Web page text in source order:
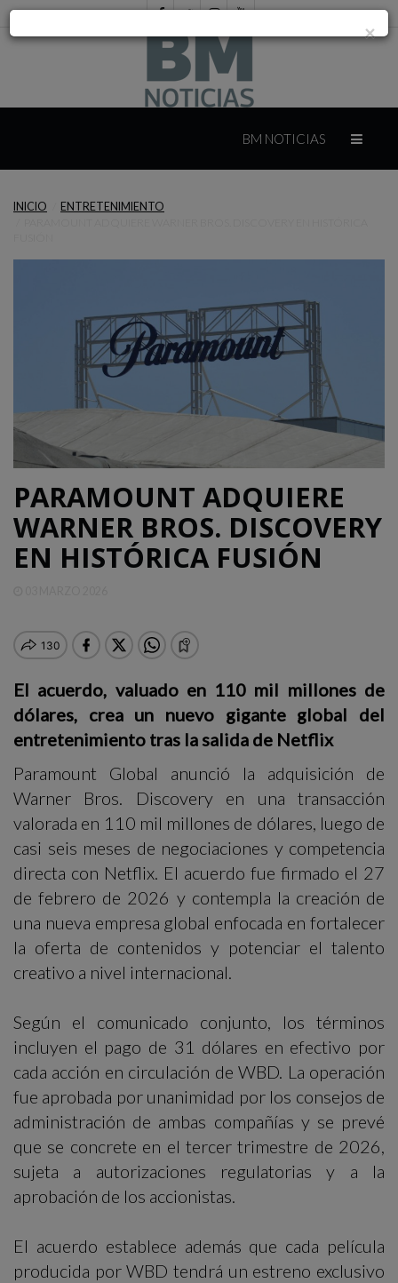
CAMPECHE
QUINTANA
ROO
DEPORTES
ENTRETENIMIENTO
BM NOTICIAS
INICIO
ENTRETENIMIENTO
PARAMOUNT ADQUIERE
WARNER BROS. DISCOVERY
EN HISTÓRICA FUSIÓN
El acuerdo, valuado en 110 mil millones de
dólares, crea un nuevo gigante global del
entretenimiento tras la salida de Netflix
Paramount Global anunció la adquisición de
Warner Bros. Discovery en una transacción
valorada en 110 mil millones de dólares, luego de
casi seis meses de negociaciones y competencia
directa con Netflix. El acuerdo fue firmado el 27
de febrero de 2026 y contempla la creación de
una nueva empresa global enfocada en fortalecer
la oferta de contenidos y potenciar el talento
creativo a nivel internacional.
Según el comunicado conjunto, los términos
incluyen el pago de 31 dólares en efectivo por
cada acción en circulación de WBD. La operación
fue aprobada por unanimidad por los consejos de
administración de ambas compañías y se prevé
que se concrete en el tercer trimestre de 2026,
sujeta a autorizaciones regulatorias y a la
aprobación de los accionistas.
El acuerdo establece además que cada película
producida por WBD tendrá un estreno exclusivo
×